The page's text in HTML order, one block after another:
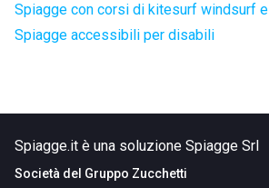
Spiagge con corsi di kitesurf windsurf
Spiagge accessibili per disabili
Spiagge.it è una soluzione Spiagge Srl
Società del Gruppo Zucchetti